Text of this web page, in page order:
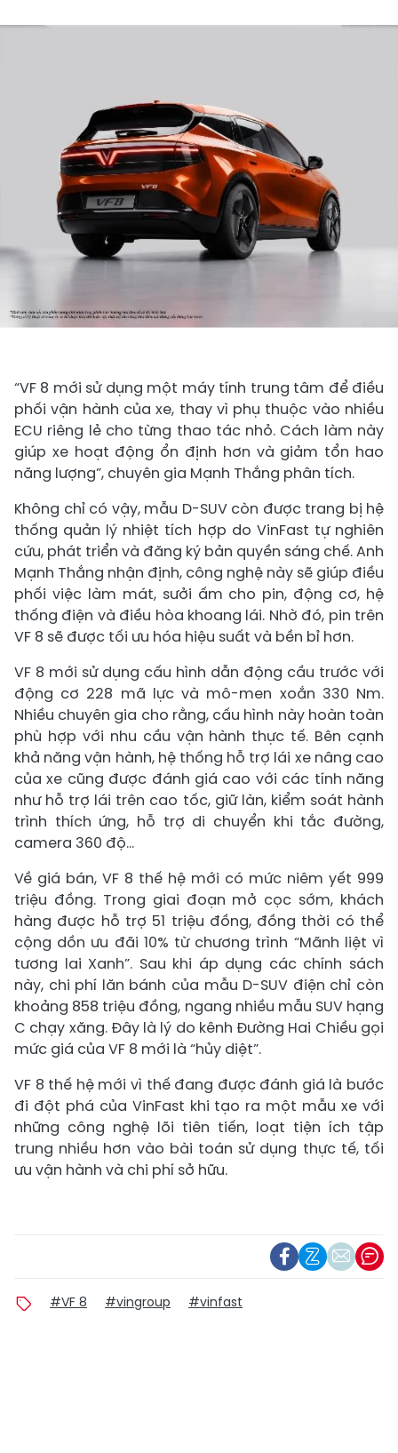
“VF 8 mới sử dụng một máy tính trung tâm để điều
phối vận hành của xe, thay vì phụ thuộc vào nhiều
ECU riêng lẻ cho từng thao tác nhỏ. Cách làm này
giúp xe hoạt động ổn định hơn và giảm tổn hao
năng lượng”, chuyên gia Mạnh Thắng phân tích.
Không chỉ có vậy, mẫu D-SUV còn được trang bị hệ
thống quản lý nhiệt tích hợp do VinFast tự nghiên
cứu, phát triển và đăng ký bản quyền sáng chế. Anh
Mạnh Thắng nhận định, công nghệ này sẽ giúp điều
phối việc làm mát, sưởi ấm cho pin, động cơ, hệ
thống điện và điều hòa khoang lái. Nhờ đó, pin trên
VF 8 sẽ được tối ưu hóa hiệu suất và bền bỉ hơn.
VF 8 mới sử dụng cấu hình dẫn động cầu trước với
động cơ 228 mã lực và mô-men xoắn 330 Nm.
Nhiều chuyên gia cho rằng, cấu hình này hoàn toàn
phù hợp với nhu cầu vận hành thực tế. Bên cạnh
khả năng vận hành, hệ thống hỗ trợ lái xe nâng cao
của xe cũng được đánh giá cao với các tính năng
như hỗ trợ lái trên cao tốc, giữ làn, kiểm soát hành
trình thích ứng, hỗ trợ di chuyển khi tắc đường,
camera 360 độ...
Về giá bán, VF 8 thế hệ mới có mức niêm yết 999
triệu đồng. Trong giai đoạn mở cọc sớm, khách
hàng được hỗ trợ 51 triệu đồng, đồng thời có thể
cộng dồn ưu đãi 10% từ chương trình “Mãnh liệt vì
tương lai Xanh”. Sau khi áp dụng các chính sách
này, chi phí lăn bánh của mẫu D-SUV điện chỉ còn
khoảng 858 triệu đồng, ngang nhiều mẫu SUV hạng
C chạy xăng. Đây là lý do kênh Đường Hai Chiều gọi
mức giá của VF 8 mới là “hủy diệt”.
VF 8 thế hệ mới vì thế đang được đánh giá là bước
đi đột phá của VinFast khi tạo ra một mẫu xe với
những công nghệ lõi tiên tiến, loạt tiện ích tập
trung nhiều hơn vào bài toán sử dụng thực tế, tối
ưu vận hành và chi phí sở hữu.
#VF 8 #vingroup #vinfast